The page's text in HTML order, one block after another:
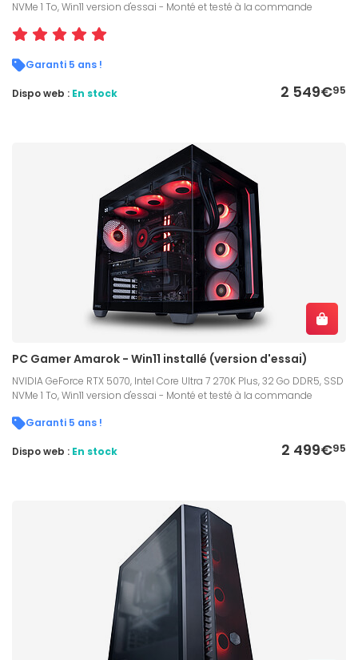
NVMe 1 To, Win11 version d'essai - Monté et testé à la commande
Garanti 5 ans !
2 549€95
Dispo web : En stock
PC Gamer Amarok - Win11 installé (version d'essai)
NVIDIA GeForce RTX 5070, Intel Core Ultra 7 270K Plus, 32 Go DDR5, SSD
NVMe 1 To, Win11 version d'essai - Monté et testé à la commande
Garanti 5 ans !
2 499€95
Dispo web : En stock